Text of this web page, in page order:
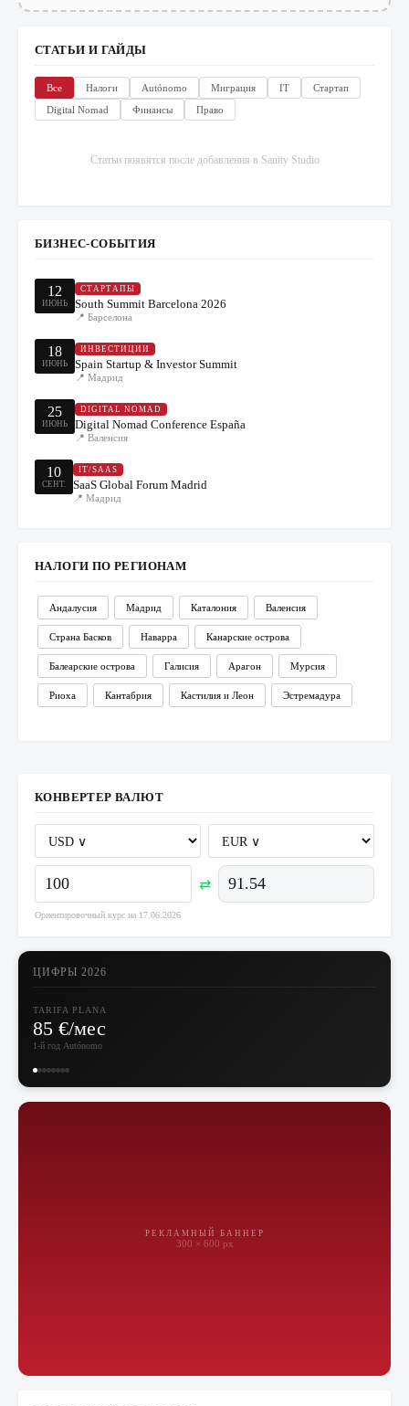
СТАТЬИ И ГАЙДЫ
Все Налоги Autónomo Миграция IT
Стартап
Digital Nomad
Финансы Право
Статьи появятся после добавления в Sanity Studio
БИЗНЕС-СОБЫТИЯ
12
ИЮНЬ
СТАРТАПЫ
South Summit Barcelona 2026
📍 Барселона
18
ИЮНЬ
ИНВЕСТИЦИИ
Spain Startup & Investor Summit
📍 Мадрид
25
ИЮНЬ
DIGITAL NOMAD
Digital Nomad Conference España
📍 Валенсия
10
СЕНТ.
IT/SAAS
SaaS Global Forum Madrid
📍 Мадрид
НАЛОГИ ПО РЕГИОНАМ
Андалусия Мадрид Каталония Валенсия
Страна Басков Наварра Канарские острова
Балеарские острова Галисия Арагон Мурсия
Риоха Кантабрия Кастилия и Леон Эстремадура
КОНВЕРТЕР ВАЛЮТ
⇄ 91.54
Ориентировочный курс на 17.06.2026
ЦИФРЫ 2026
TARIFA PLANA
85 €/мес
1-й год Autónomo
РЕКЛАМНЫЙ БАННЕР
300 × 600 px